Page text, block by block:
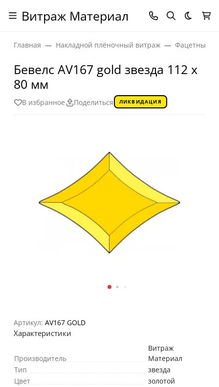
Витраж Материал Темная
Главная Накладной плёночный витраж Фацетные
Бевелс AV167 gold звезда 112 x
80 мм
В избранное Поделиться ЛИКВИДАЦИЯ
Артикул: AV167 GOLD
Характеристики
Производитель
Витраж
Материал
Тип
звезда
Цвет
золотой